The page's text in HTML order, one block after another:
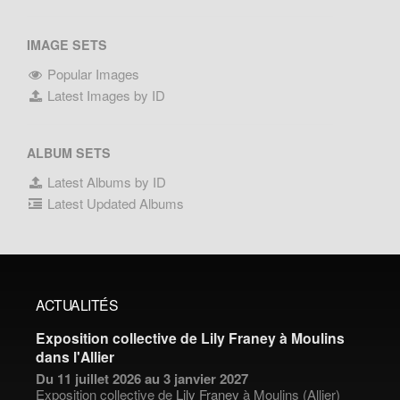
IMAGE SETS
Popular Images
Latest Images by ID
ALBUM SETS
Latest Albums by ID
Latest Updated Albums
ACTUALITÉS
Exposition collective de Lily Franey à Moulins
dans l'Allier
Du 11 juillet 2026 au 3 janvier 2027
Exposition collective de Lily Franey à Moulins (Allier)